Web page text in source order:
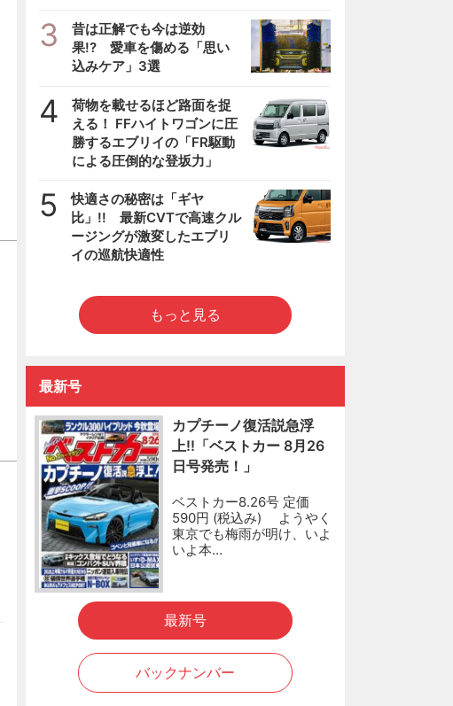
3
昔は正解でも今は逆効
果!? 愛車を傷める「思い
込みケア」3選
4
荷物を載せるほど路面を捉
える！ FFハイトワゴンに圧
勝するエブリイの「FR駆動
による圧倒的な登坂力」
5
快適さの秘密は「ギヤ
比」!! 最新CVTで高速クル
ージングが激変したエブリ
イの巡航快適性
もっと見る
最新号
カプチーノ復活説急浮
上!!「ベストカー 8月26
日号発売！」
ベストカー8.26号 定価
590円 (税込み) ようやく
東京でも梅雨が明け、いよ
いよ本…
最新号
バックナンバー